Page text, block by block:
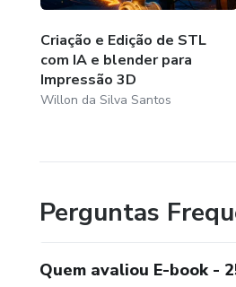
Criação e Edição de STL
com IA e blender para
Impressão 3D
Willon da Silva Santos
Perguntas
Quem avaliou E-book -